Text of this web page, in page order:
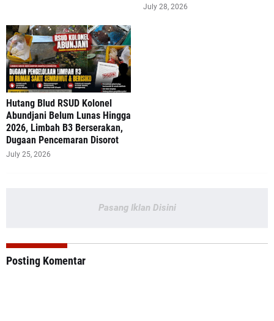
July 28, 2026
‎Hutang Blud RSUD Kolonel
Abundjani Belum Lunas Hingga
2026, Limbah B3 Berserakan,
Dugaan Pencemaran Disorot
July 25, 2026
Pasang Iklan Disini
Posting Komentar